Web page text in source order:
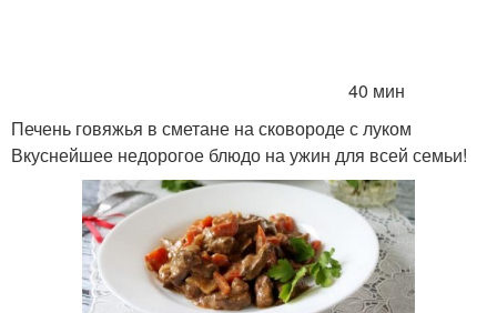
40 мин
Печень говяжья в сметане на сковороде с луком
Вкуснейшее недорогое блюдо на ужин для всей семьи!